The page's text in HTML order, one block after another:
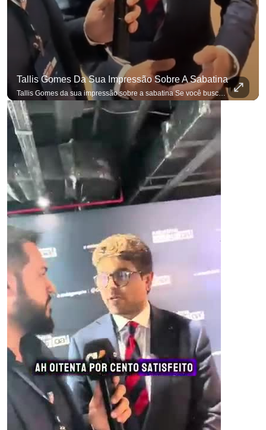
Tallis Gomes Da Sua Impressão Sobre A Sabatina
Tallis Gomes da sua impressão sobre a sabatina Se você busca informação com credibilidade, inscreva-se agora e ative o